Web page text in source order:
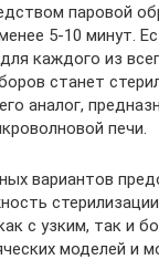
паровой
5-10 минут.
каждого из
станет
аналог,
печи.
вариантов
с узким, так и
моделей и